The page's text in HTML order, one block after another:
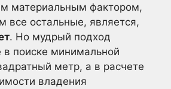
материальным фактором,
все остальные, является,
. Но мудрый подход
в поиске минимальной
метр, а в расчете
владения